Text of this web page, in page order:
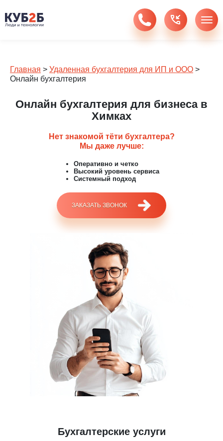
Главная > Удаленная бухгалтерия для ИП и ООО >
Онлайн бухгалтерия
Онлайн бухгалтерия для бизнеса в
Химках
Нет знакомой тёти бухгалтера?
Мы даже лучше:
Оперативно и четко
Высокий уровень сервиса
Системный подход
ЗАКАЗАТЬ ЗВОНОК
Бухгалтерские услуги